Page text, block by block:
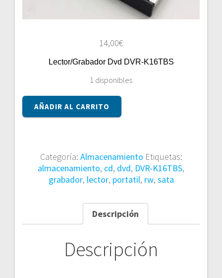
14,00€
Lector/Grabador Dvd DVR-K16TBS
1 disponibles
Lector/Grabador
Dvd
AÑADIR AL CARRITO
Categoría: Almacenamiento Etiquetas:
almacenamiento, cd, dvd, DVR-K16TBS,
grabador, lector, portatil, rw, sata
Descripción
Descripción